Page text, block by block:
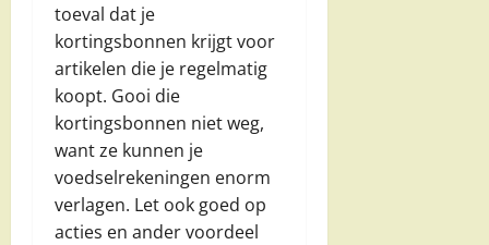
toeval dat je
kortingsbonnen krijgt voor
artikelen die je regelmatig
koopt. Gooi die
kortingsbonnen niet weg,
want ze kunnen je
voedselrekeningen enorm
verlagen. Let ook goed op
acties en ander voordeel